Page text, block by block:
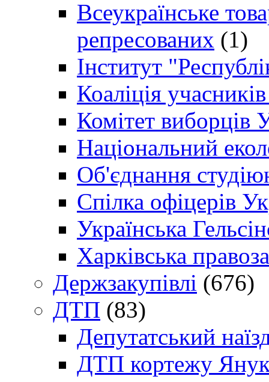
Всеукраїнське
репресованих (1)
Інститут
Коаліція
Комітет виборців
Національний
Об'єднання
Спілка офіцерів
Українська
Харківська
Держзакупівлі (676)
ДТП (83)
Депутатський
ДТП кортежу